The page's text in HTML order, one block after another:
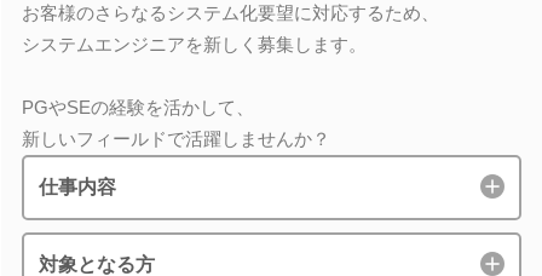
お客様のさらなるシステム化要望に対応するため、
システムエンジニアを新しく募集します。
PGやSEの経験を活かして、
新しいフィールドで活躍しませんか？
仕事内容
対象となる方